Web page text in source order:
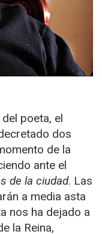
poeta, el
dos
de la
ante el
de la ciudad. Las
a media asta
nos ha dejado a
la Reina,